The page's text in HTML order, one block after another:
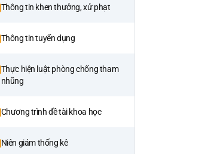
Thông tin khen thưởng, xử phạt
Thông tin tuyển dụng
Thực hiện luật phòng chống tham
nhũng
Chương trình đề tài khoa học
Niên giám thống kê